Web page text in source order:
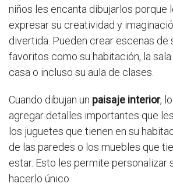
niños les encanta dibujarlos porque
expresar su creatividad y
divertida. Pueden crear escenas de
favoritos como su habitación, la
casa o incluso su aula de clases.
Cuando dibujan un paisaje interior,
agregar detalles importantes que
los juguetes que tienen en su
de las paredes o los muebles que
estar. Esto les permite personalizar
hacerlo único.